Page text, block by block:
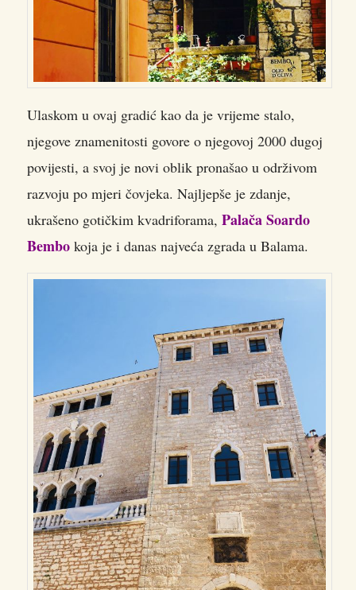
Ulaskom u ovaj gradić kao da je vrijeme stalo,
njegove znamenitosti govore o njegovoj 2000 dugoj
povijesti, a svoj je novi oblik pronašao u održivom
razvoju po mjeri čovjeka. Najljepše je zdanje,
ukrašeno gotičkim kvadriforama, Palača Soardo
Bembo koja je i danas najveća zgrada u Balama.